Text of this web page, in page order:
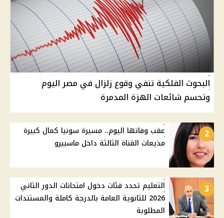
البحوث الفلكية تنفي وقوع زلزال في مصر اليوم
وتحسم شائعات الهزة المدمرة
2
عقب وفاتها اليوم.. مسيرة سونيا كمال كبيرة
مذيعات القناة الثالثة داخل ماسبيرو
3
التعليم تحدد فئات دخول امتحانات الدور الثاني
2026 للثانوية العامة بالدرجة كاملة والمستندات
المطلوبة